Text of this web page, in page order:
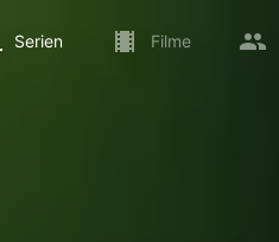
Serien Filme